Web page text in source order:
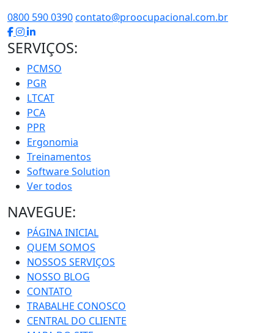
0800 590 0390contato@proocupacional.com.br
SERVIÇOS:
PCMSO
PGR
LTCAT
PCA
PPR
Ergonomia
Treinamentos
Software Solution
Ver todos
NAVEGUE:
PÁGINA INICIAL
QUEM SOMOS
NOSSOS SERVIÇOS
NOSSO BLOG
CONTATO
TRABALHE CONOSCO
CENTRAL DO CLIENTE